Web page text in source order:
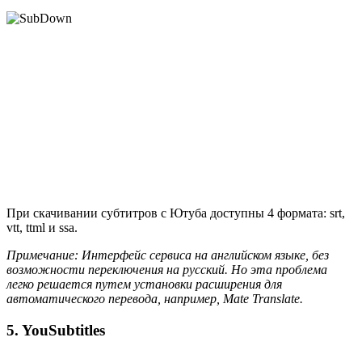
При скачивании субтитров с Ютуба доступны 4 формата: srt,
vtt, ttml и ssa.
Примечание: Интерфейс сервиса на английском языке, без
возможности переключения на русский. Но эта проблема
легко решается путем установки расширения для
автоматического перевода, например, Mate Translate.
5. YouSubtitles